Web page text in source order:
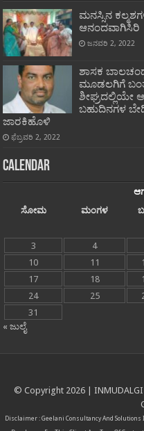
ಮನಸ್ಸಿನ
ಆನಂದವಾಗಿಸಿರಿ
ಜನವರಿ 2, 2022
ಶಾಸಕ
ಮೂಡಲಗಿಗೆ
ಶೀಘ್ರದಲ್ಲಿಯೇ
ಬಹುದಿನಗಳ
ಜಾರಕಿಹೊಳಿ
ಫೆಬ್ರವರಿ 2, 2022
Calendar
ಸೋಮ
ಮಂಗಳ
3
4
10
11
17
18
24
25
31
« ಜುಲೈ
© Copyright 2026 | INMUDALGI
Disclaimer : Geelani Consultancy And Solutions